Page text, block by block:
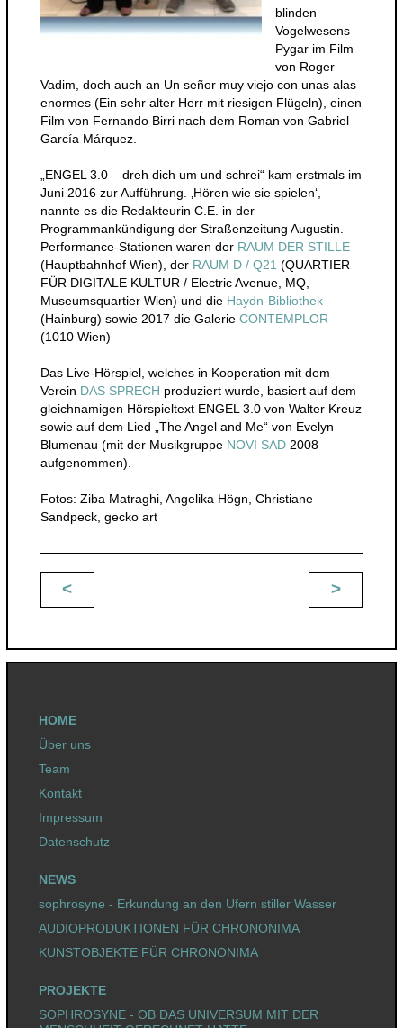
blinden
Vogelwesens
Pygar im Film
von Roger
Vadim, doch auch an Un señor muy viejo con unas alas
enormes (Ein sehr alter Herr mit riesigen Flügeln), einen
Film von Fernando Birri nach dem Roman von Gabriel
García Márquez.
„ENGEL 3.0 – dreh dich um und schrei“ kam erstmals im
Juni 2016 zur Aufführung. ‚Hören wie sie spielen‘,
nannte es die Redakteurin C.E. in der
Programmankündigung der Straßenzeitung Augustin.
Performance-Stationen waren der RAUM DER STILLE
(Hauptbahnhof Wien), der RAUM D / Q21 (QUARTIER
FÜR DIGITALE KULTUR / Electric Avenue, MQ,
Museumsquartier Wien) und die Haydn-Bibliothek
(Hainburg) sowie 2017 die Galerie CONTEMPLOR
(1010 Wien)
Das Live-Hörspiel, welches in Kooperation mit dem
Verein DAS SPRECH produziert wurde, basiert auf dem
gleichnamigen Hörspieltext ENGEL 3.0 von Walter Kreuz
sowie auf dem Lied „The Angel and Me“ von Evelyn
Blumenau (mit der Musikgruppe NOVI SAD2008
aufgenommen).
Fotos: Ziba Matraghi, Angelika Högn, Christiane
Sandpeck, gecko art
< >
HOME
Über uns
Team
Kontakt
Impressum
Datenschutz
NEWS
sophrosyne - Erkundung an den Ufern stiller Wasser
AUDIOPRODUKTIONEN FÜR CHRONONIMA
KUNSTOBJEKTE FÜR CHRONONIMA
PROJEKTE
SOPHROSYNE - OB DAS UNIVERSUM MIT DER